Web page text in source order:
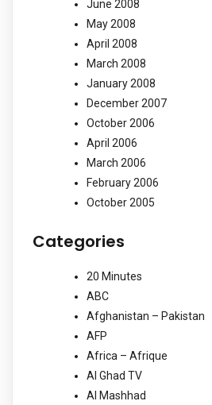
June 2008
May 2008
April 2008
March 2008
January 2008
December 2007
October 2006
April 2006
March 2006
February 2006
October 2005
Categories
20 Minutes
ABC
Afghanistan – Pakistan
AFP
Africa – Afrique
Al Ghad TV
Al Mashhad